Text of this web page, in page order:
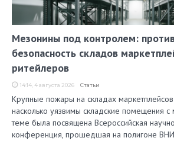
Мезонины под контролем:
безопасность складов
ритейлеров
14:14, 4 августа 2026 Статьи
Крупные пожары на складах маркетплейсов
насколько уязвимы складские помещения с
теме была посвящена Всероссийская
конференция, прошедшая на полигоне